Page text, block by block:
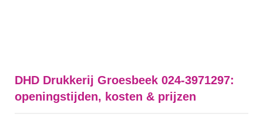
DHD Drukkerij Groesbeek 024-3971297:
openingstijden, kosten & prijzen